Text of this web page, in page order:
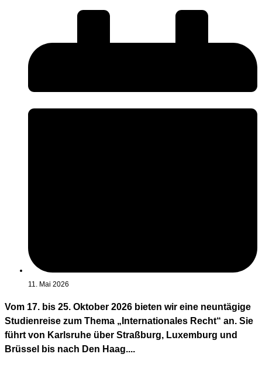
11. Mai 2026
Vom 17. bis 25. Oktober 2026 bieten wir eine neuntägige
Studienreise zum Thema „Internationales Recht“ an. Sie
führt von Karlsruhe über Straßburg, Luxemburg und
Brüssel bis nach Den Haag....